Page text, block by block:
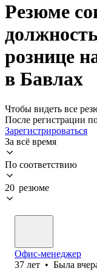
Резюме
рознице
в Бавлах
Чтобы видеть все
После регистрации
Зарегистрироваться
За всё время
По соответствию
20 резюме
Офис-менеджер
37 лет • Была